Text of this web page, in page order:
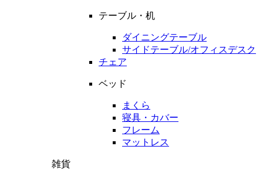
テーブル・机
ダイニングテーブル
サイドテーブル/オフィスデスク
チェア
ベッド
まくら
寝具・カバー
フレーム
マットレス
雑貨